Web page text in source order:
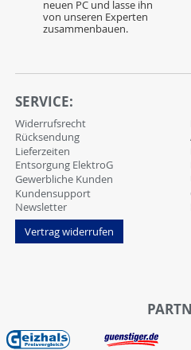
neuen PC und lasse ihn
von unseren Experten
zusammenbauen.
SERVICE:
Widerrufsrecht
Rücksendung
Lieferzeiten
Entsorgung ElektroG
Gewerbliche Kunden
Kundensupport
Newsletter
Vertrag widerrufen